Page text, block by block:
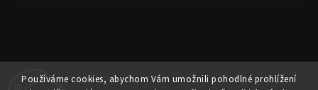
Používáme cookies, abychom Vám umožnili pohodlné prohlížení
Sledovat na Instagramu